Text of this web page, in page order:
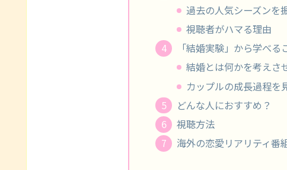
過去の人気シーズンを
視聴者がハマる理由
「結婚実験」から学べる
結婚とは何かを考えさ
カップルの成長過程を
どんな人におすすめ？
視聴方法
海外の恋愛リアリティ番